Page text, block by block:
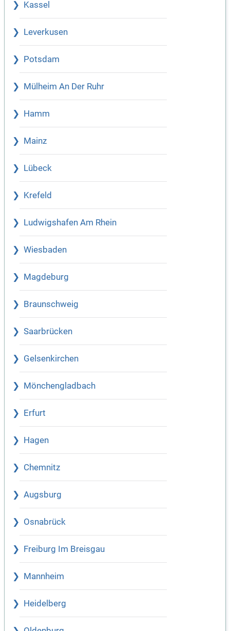
Kassel
Leverkusen
Potsdam
Mülheim An Der Ruhr
Hamm
Mainz
Lübeck
Krefeld
Ludwigshafen Am Rhein
Wiesbaden
Magdeburg
Braunschweig
Saarbrücken
Gelsenkirchen
Mönchengladbach
Erfurt
Hagen
Chemnitz
Augsburg
Osnabrück
Freiburg Im Breisgau
Mannheim
Heidelberg